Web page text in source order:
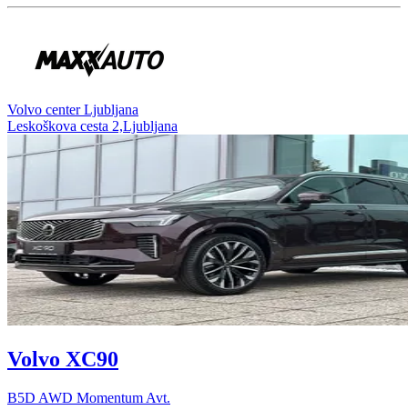
Volvo center Ljubljana
Leskoškova cesta 2,Ljubljana
Volvo XC90
B5D AWD Momentum Avt.